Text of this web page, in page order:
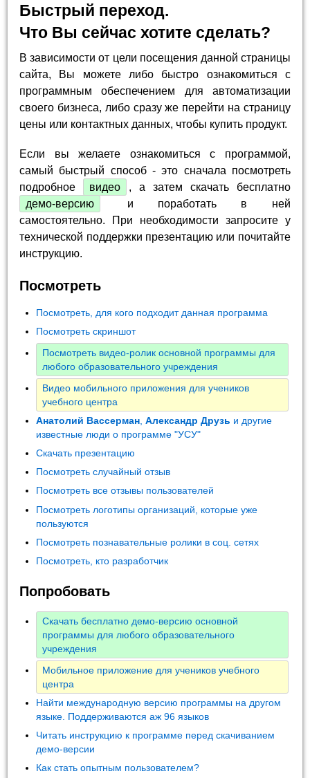
Быстрый переход.
Что Вы сейчас хотите сделать?
В зависимости от цели посещения данной страницы
сайта, Вы можете либо быстро ознакомиться с
программным обеспечением для автоматизации
своего бизнеса, либо сразу же перейти на страницу
цены или контактных данных, чтобы купить продукт.
Если вы желаете ознакомиться с программой,
самый быстрый способ - это сначала посмотреть
подробное
видео
, а затем скачать бесплатно
демо-версию
и поработать в ней
самостоятельно. При необходимости запросите у
технической поддержки презентацию или почитайте
инструкцию.
Посмотреть
Посмотреть, для кого подходит данная программа
Посмотреть скриншот
Посмотреть видео-ролик основной программы для
любого образовательного учреждения
Видео мобильного приложения для учеников
учебного центра
Анатолий Вассерман ,Александр Друзь и другие
известные люди о программе "УСУ"
Скачать презентацию
Посмотреть случайный отзыв
Посмотреть все отзывы пользователей
Посмотреть логотипы организаций, которые уже
пользуются
Посмотреть познавательные ролики в соц. сетях
Посмотреть, кто разработчик
Попробовать
Скачать бесплатно демо-версию основной
программы для любого образовательного
учреждения
Мобильное приложение для учеников учебного
центра
Найти международную версию программы на другом
языке. Поддерживаются аж 96 языков
Читать инструкцию к программе перед скачиванием
демо-версии
Как стать опытным пользователем?